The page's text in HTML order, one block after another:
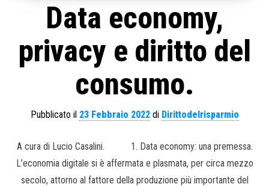
Data economy,
privacy e diritto del
consumo.
Pubblicato il 23 Febbraio 2022di Dirittodelrisparmio
A cura di Lucio Casalini. 1. Data economy: una premessa.
L’economia digitale si è affermata e plasmata, per circa mezzo
secolo, attorno al fattore della produzione più importante del